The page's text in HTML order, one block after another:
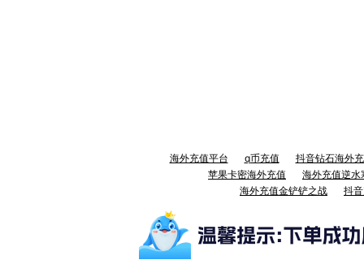
海外充值平台 q币充值
抖音钻石海外
苹果卡密海外充值
海外充值逆水
海外充值金铲铲之战
抖